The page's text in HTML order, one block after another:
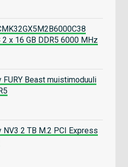
x 16 GB DDR5 6000 MHz
FURY Beast muistimoduuli
NV3 2 TB M.2 PCI Express